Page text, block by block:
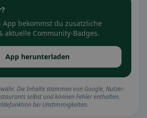
bekommst du zusätzliche
aktuelle Community-Badges.
App herunterladen
Die Inhalte stammen von Google, Nutzer-
selbst und können Fehler enthalten.
bei Unstimmigkeiten.